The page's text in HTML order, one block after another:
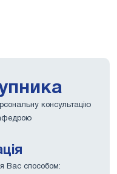
консультацію
Вас способом: